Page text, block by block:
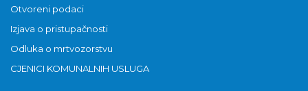
Otvoreni podaci
Izjava o pristupačnosti
Odluka o mrtvozorstvu
CJENICI KOMUNALNIH USLUGA